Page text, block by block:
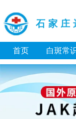
石家庄
首页 白斑常